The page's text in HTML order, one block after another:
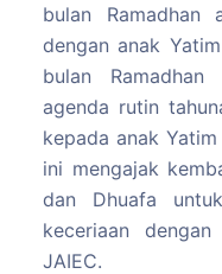
bulan Ramadhan
dengan anak
bulan
agenda rutin
kepada anak
ini mengajak
dan Dhuafa
keceriaan
JAIEC.